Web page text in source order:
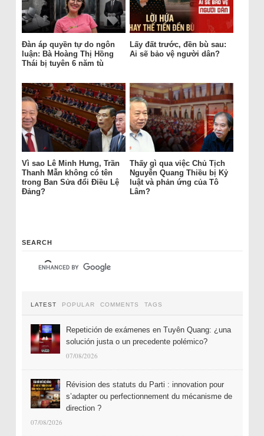
Đàn áp quyền tự do ngôn
luận: Bà Hoàng Thị Hồng
Thái bị tuyên 6 năm tù
Lấy đất trước, đền bù sau:
Ai sẽ bảo vệ người dân?
Vì sao Lê Minh Hưng, Trần
Thanh Mẫn không có tên
trong Ban Sửa đổi Điều Lệ
Đảng?
Thấy gì qua việc Chủ Tịch
Nguyễn Quang Thiều bị Kỷ
luật và phản ứng của Tô
Lâm?
SEARCH
LATEST POPULAR COMMENTS TAGS
Repetición de exámenes en Tuyên Quang: ¿una
solución justa o un precedente polémico?
07/08/2026
Révision des statuts du Parti : innovation pour
s’adapter ou perfectionnement du mécanisme de
direction ?
07/08/2026